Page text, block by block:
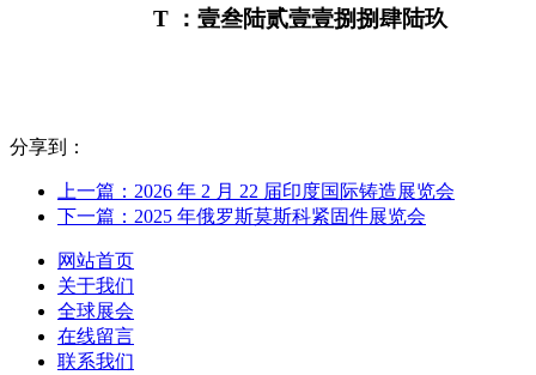
T
：壹叁陆贰壹壹捌捌肆陆玖
分享到：
上一篇：2026 年 2 月 22 届印度国际铸造展览会
下一篇：2025 年俄罗斯莫斯科紧固件展览会
网站首页
关于我们
全球展会
在线留言
联系我们